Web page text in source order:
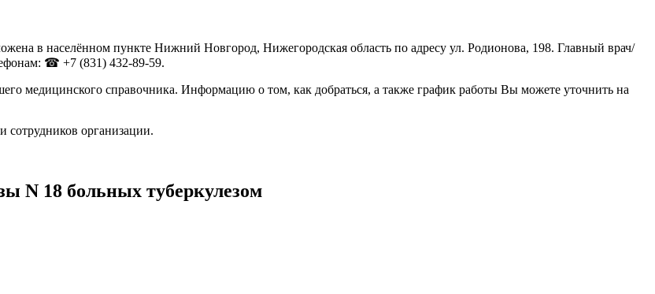
в населённом пункте Нижний Новгород, Нижегородская область по адресу ул. Родионова, 198. Главный врач/
☎ +7 (831) 432-89-59.
медицинского справочника. Информацию о том, как добраться, а также график работы Вы можете уточнить на
организации.
N 18 больных туберкулезом